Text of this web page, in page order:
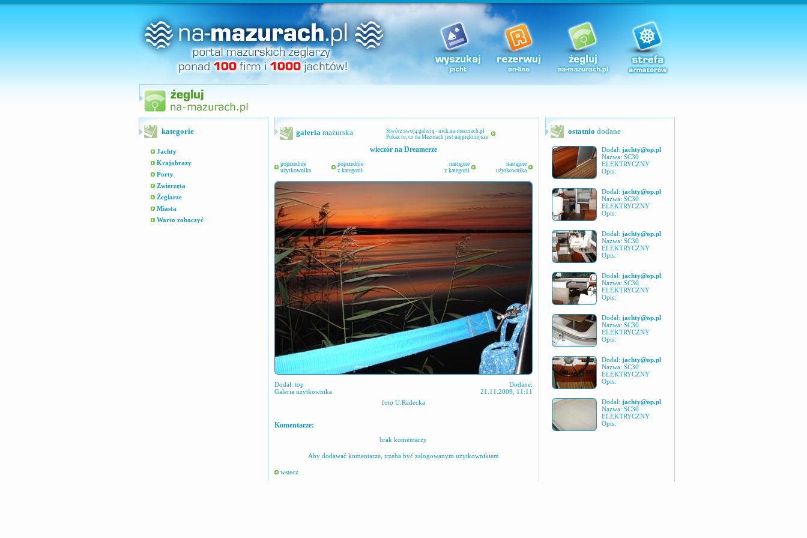
kategorie
Jachty
Krajobrazy
Porty
Zwierzęta
Żeglarze
Miasta
Warto zobaczyć
galeriamazurska
Stwórz swoją galerię - nick.na-mazurach.pl
Pokaż to, co na Mazurach jest najpiękniejsze
wieczór na Dreamerze
poprzednie
użytkownika
poprzednie
z kategorii
następne
użytkownika
następne
z kategorii
Dodał: top
Galeria użytkownika
Dodane:
21.11.2009, 11:11
foto U.Radecka
Komentarze:
brak komentarzy
Aby dodawać komentarze, trzeba być zalogowanym użytkownikiem
wstecz
ostatnio dodane
Dodał: jachty@op.pl
Nazwa: SC30
ELEKTRYCZNY
Opis:
Dodał: jachty@op.pl
Nazwa: SC30
ELEKTRYCZNY
Opis:
Dodał: jachty@op.pl
Nazwa: SC30
ELEKTRYCZNY
Opis:
Dodał: jachty@op.pl
Nazwa: SC30
ELEKTRYCZNY
Opis:
Dodał: jachty@op.pl
Nazwa: SC30
ELEKTRYCZNY
Opis:
Dodał: jachty@op.pl
Nazwa: SC30
ELEKTRYCZNY
Opis:
Dodał: jachty@op.pl
Nazwa: SC30
ELEKTRYCZNY
Opis: